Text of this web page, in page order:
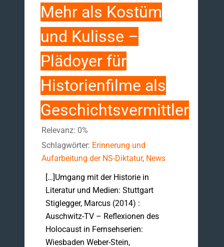
Mehr als Kostüm
und Kulisse –
Plädoyer für
Historienfilme als
Geschichtsvermittler
Relevanz: 0%
Schlagwörter: Erinnerung und
Aufarbeitung der NS-Diktatur, News
[…]Umgang mit der Historie in
Literatur und Medien: Stuttgart
Stiglegger, Marcus (2014) :
Auschwitz-TV – Reflexionen des
Holocaust in Fernsehserien:
Wiesbaden Weber-Stein,